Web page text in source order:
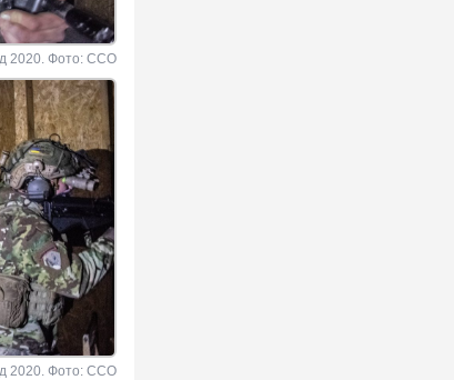
2020. Фото: ССО
2020. Фото: ССО